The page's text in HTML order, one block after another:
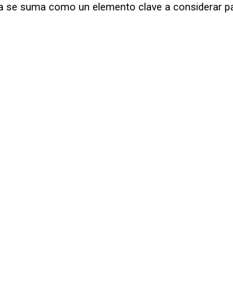
se suma como un elemento clave a considerar